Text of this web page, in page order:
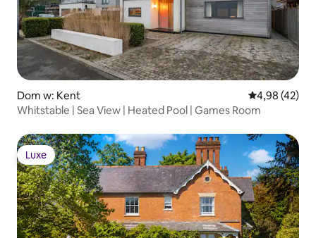
Dom w: Kent Średnia
4,98 (42)
Whitstable | Sea View | Heated Pool | Games Room
Luxe
Luxe